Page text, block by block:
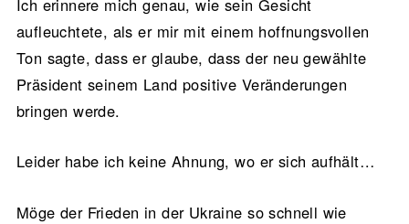
Ich erinnere mich genau, wie sein Gesicht
aufleuchtete, als er mir mit einem hoffnungsvollen
Ton sagte, dass er glaube, dass der neu gewählte
Präsident seinem Land positive Veränderungen
bringen werde.
Leider habe ich keine Ahnung, wo er sich aufhält…
Möge der Frieden in der Ukraine so schnell wie